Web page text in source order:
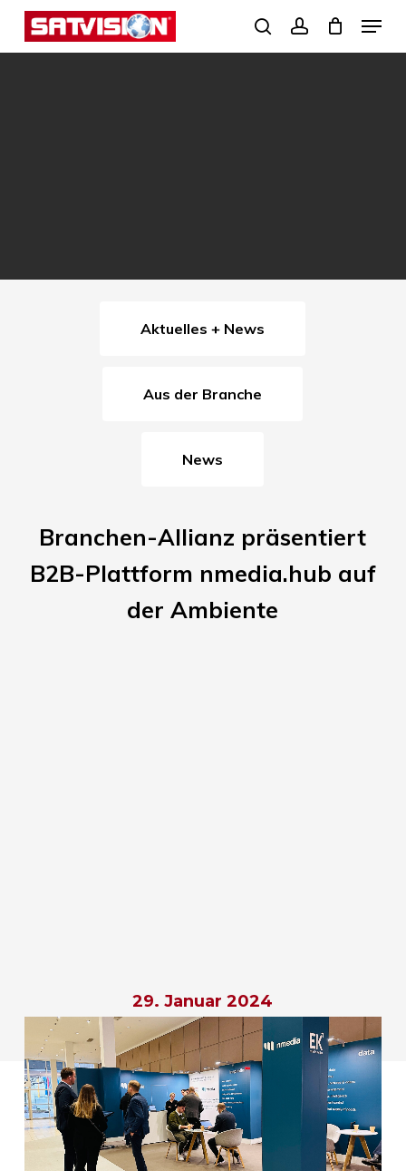
Skip
search
Menu
Aktuelles + News
Aus der Branche
News
Branchen-Allianz präsentiert
B2B-Plattform nmedia.hub auf
der Ambiente
29. Januar 2024